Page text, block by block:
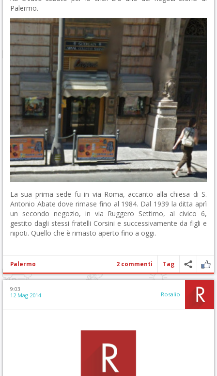
Palermo.
La sua prima sede fu in via Roma, accanto alla chiesa di S.
Antonio Abate dove rimase fino al 1984. Dal 1939 la ditta aprì
un secondo negozio, in via Ruggero Settimo, al civico 6,
gestito dagli stessi fratelli Corsini e successivamente da figli e
nipoti. Quello che è rimasto aperto fino a oggi.
Palermo 2 commenti Tag
9:03
12 Mag 2014 Rosalio